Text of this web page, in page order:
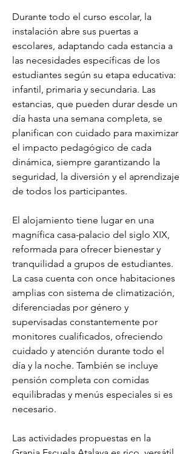
Durante todo el curso escolar, la
instalación abre sus puertas a
escolares, adaptando cada estancia a
las necesidades específicas de los
estudiantes según su etapa educativa:
infantil, primaria y secundaria. Las
estancias, que pueden durar desde un
día hasta una semana completa, se
planifican con cuidado para maximizar
el impacto pedagógico de cada
dinámica, siempre garantizando la
seguridad, la diversión y el aprendizaje
de todos los participantes.
El alojamiento tiene lugar en una
magnífica casa-palacio del siglo XIX,
reformada para ofrecer bienestar y
tranquilidad a grupos de estudiantes.
La casa cuenta con once habitaciones
amplias con sistema de climatización,
diferenciadas por género y
supervisadas constantemente por
monitores cualificados, ofreciendo
cuidado y atención durante todo el
día y la noche. También se incluye
pensión completa con comidas
equilibradas y menús especiales si es
necesario.
Las actividades propuestas en la